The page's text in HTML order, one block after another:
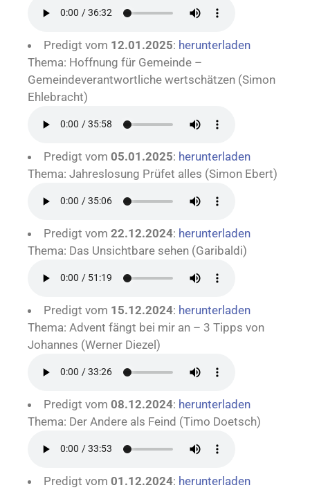
Predigt vom 12.01.2025: herunterladen
Thema: Hoffnung für Gemeinde –
Gemeindeverantwortliche wertschätzen (Simon
Ehlebracht)
Predigt vom 05.01.2025: herunterladen
Thema: Jahreslosung Prüfet alles (Simon Ebert)
Predigt vom 22.12.2024: herunterladen
Thema: Das Unsichtbare sehen (Garibaldi)
Predigt vom 15.12.2024: herunterladen
Thema: Advent fängt bei mir an – 3 Tipps von
Johannes (Werner Diezel)
Predigt vom 08.12.2024: herunterladen
Thema: Der Andere als Feind (Timo Doetsch)
Predigt vom 01.12.2024: herunterladen